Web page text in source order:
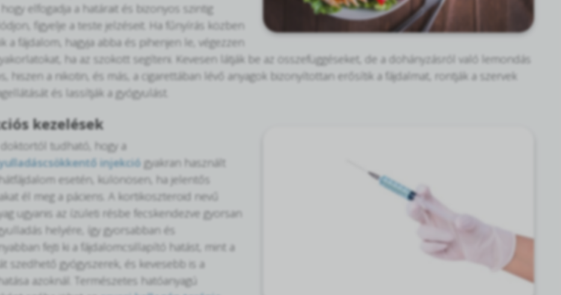
elfogadja a határait és bizonyos szintig
figyelje a teste jelzéseit. Ha fűnyírás közben
a fájdalom, hagyja abba és pihenjen le, végezzen
ha az szokott segíteni. Kevesen látják be az összefüggéseket, de a dohányzásról való lemondás
hiszen a nikotin, és más, a cigarettában lévő anyagok bizonyítottan erősítik a fájdalmat, rontják a szervek
és lassítják a gyógyulást.
kezelések
tudható, hogy a
injekció gyakran használt
esetén, különösen, ha jelentős
él meg a páciens. A kortikoszteroid nevű
ugyanis az ízületi résbe fecskendezve gyorsan
helyére, így gyorsabban és
fejti ki a fájdalomcsillapító hatást, mint a
szedhető gyógyszerek, és kevesebb is a
azoknál. Természetes hatóanyagú